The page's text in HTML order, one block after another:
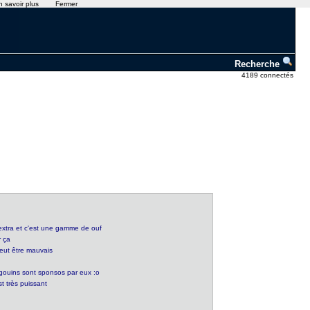
Recherche
4189 connectés
et c'est une gamme de ouf
ça
être mauvais
sont sponsos par eux :o
très puissant
savoir plus Fermer